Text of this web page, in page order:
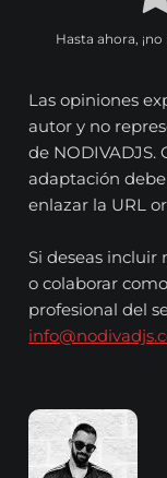
Hasta ahora,
Las opiniones
autor y no
de
adaptación
enlazar la URL
Si deseas
o colaborar
profesional del